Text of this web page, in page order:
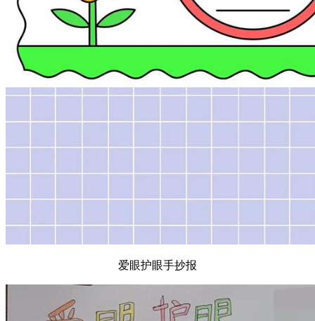
爱眼护眼手抄报